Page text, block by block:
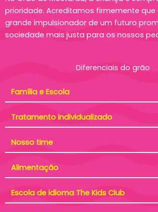
prioridade. Acreditamos firmemente
grande impulsionador de um futuro
sociedade mais justa para os nossos
Diferenciais do grão
Família e Escola
Tratamento individualizado
Nosso time
Alimentação
Escola de idioma The Kids Club